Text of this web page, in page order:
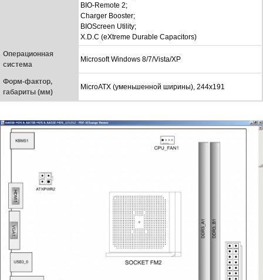
BIO-Remote 2;
Charger Booster;
BIOScreen Utility;
X.D.C (eXtreme Durable Capacitors)
Операционная
система
Microsoft Windows 8/7/Vista/XP
Форм-фактор,
габариты (мм)
MicroATX (уменьшенной ширины), 244x191